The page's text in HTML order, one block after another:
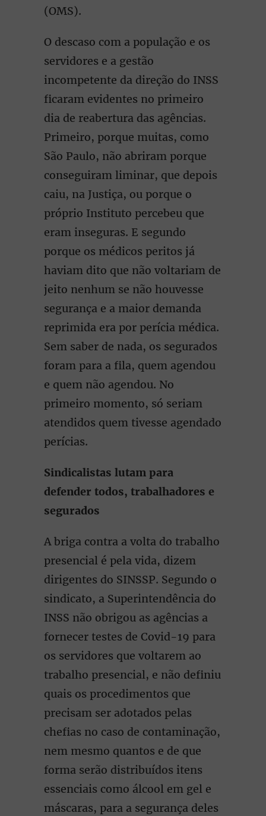
(OMS).
O descaso com a população e os
servidores e a gestão
incompetente da direção do INSS
ficaram evidentes no primeiro
dia de reabertura das agências.
Primeiro, porque muitas, como
São Paulo, não abriram porque
conseguiram liminar, que depois
caiu, na Justiça, ou porque o
próprio Instituto percebeu que
eram inseguras. E segundo
porque os médicos peritos já
haviam dito que não voltariam de
jeito nenhum se não houvesse
segurança e a maior demanda
reprimida era por perícia médica.
Sem saber de nada, os segurados
foram para a fila, quem agendou
e quem não agendou. No
primeiro momento, só seriam
atendidos quem tivesse agendado
perícias.
Sindicalistas lutam para
defender todos, trabalhadores e
segurados
A briga contra a volta do trabalho
presencial é pela vida, dizem
dirigentes do SINSSP. Segundo o
sindicato, a Superintendência do
INSS não obrigou as agências a
fornecer testes de Covid-19 para
os servidores que voltarem ao
trabalho presencial, e não definiu
quais os procedimentos que
precisam ser adotados pelas
chefias no caso de contaminação,
nem mesmo quantos e de que
forma serão distribuídos itens
essenciais como álcool em gel e
máscaras, para a segurança deles